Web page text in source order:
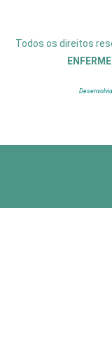
Todos os direitos